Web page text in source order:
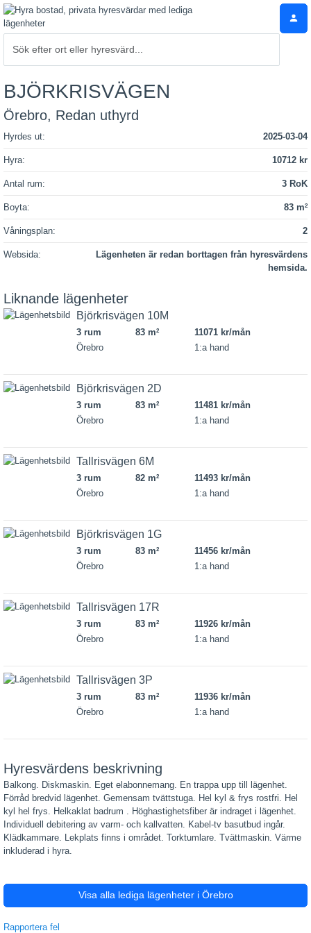
BJÖRKRISVÄGEN
Örebro, Redan uthyrd
Hyrdes ut: 2025-03-04
Hyra: 10712 kr
Antal rum: 3 RoK
Boyta: 83 m2
Våningsplan: 2
Websida:
Lägenheten är redan borttagen från hyresvärdens
hemsida.
Liknande lägenheter
Björkrisvägen 10M
3 rum 83 m2
11071 kr/mån
Örebro
1:a hand
Björkrisvägen 2D
3 rum 83 m2
11481 kr/mån
Örebro
1:a hand
Tallrisvägen 6M
3 rum 82 m2
11493 kr/mån
Örebro
1:a hand
Björkrisvägen 1G
3 rum 83 m2
11456 kr/mån
Örebro
1:a hand
Tallrisvägen 17R
3 rum 83 m2
11926 kr/mån
Örebro
1:a hand
Tallrisvägen 3P
3 rum 83 m2
11936 kr/mån
Örebro
1:a hand
Hyresvärdens beskrivning
Balkong. Diskmaskin. Eget elabonnemang. En trappa upp till lägenhet.
Förråd bredvid lägenhet. Gemensam tvättstuga. Hel kyl & frys rostfri. Hel
kyl hel frys. Helkaklat badrum . Höghastighetsfiber är indraget i lägenhet.
Individuell debitering av varm- och kallvatten. Kabel-tv basutbud ingår.
Klädkammare. Lekplats finns i området. Torktumlare. Tvättmaskin. Värme
inkluderad i hyra.
Visa alla lediga lägenheter i Örebro
Rapportera fel